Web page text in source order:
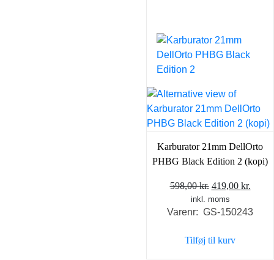
Karburator 21mm DellOrto
PHBG Black Edition 2 (kopi)
598,00kr. Den
oprindelige
pris
598,00 kr..
419,00 kr.
pris
inkl. moms
Varenr: GS-150243
Tilføj til kurv